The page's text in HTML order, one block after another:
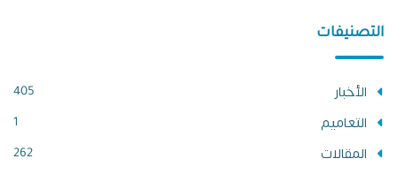
التصنيفات
الأخبار 405
التعاميم 1
المقالات 262